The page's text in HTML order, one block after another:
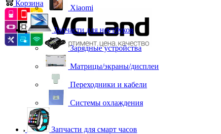
Корзина
Xiaomi
Запчасти для ноутбуков
Зарядные устройства
Матрицы/экраны/дисплеи
Переходники и кабели
Системы охлаждения
Запчасти для смарт часов